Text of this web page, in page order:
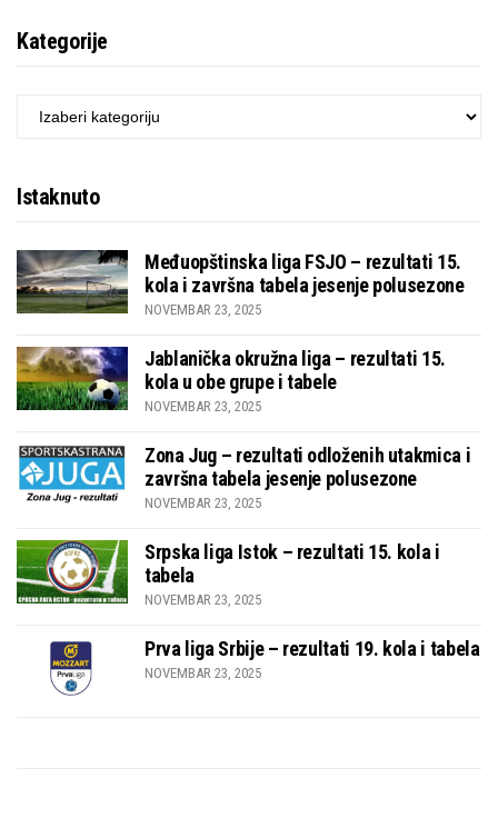
Kategorije
KATEGORIJE
Istaknuto
Međuopštinska liga FSJO – rezultati 15.
kola i završna tabela jesenje polusezone
NOVEMBAR 23, 2025
Jablanička okružna liga – rezultati 15.
kola u obe grupe i tabele
NOVEMBAR 23, 2025
Zona Jug – rezultati odloženih utakmica i
završna tabela jesenje polusezone
NOVEMBAR 23, 2025
Srpska liga Istok – rezultati 15. kola i
tabela
NOVEMBAR 23, 2025
Prva liga Srbije – rezultati 19. kola i tabela
NOVEMBAR 23, 2025